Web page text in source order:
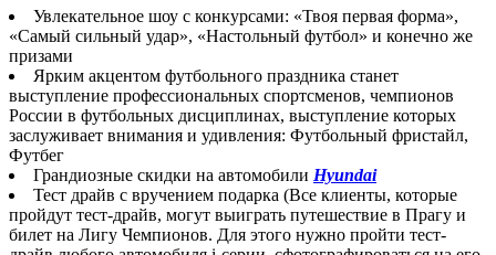
Увлекательное шоу с конкурсами: «Твоя первая форма»,
«Самый сильный удар», «Настольный футбол» и конечно же
призами
Ярким акцентом футбольного праздника станет
выступление профессиональных спортсменов, чемпионов
России в футбольных дисциплинах, выступление которых
заслуживает внимания и удивления: Футбольный фристайл,
Футбег
Грандиозные скидки на автомобили Hyundai
Тест драйв с вручением подарка (Все клиенты, которые
пройдут тест-драйв, могут выиграть путешествие в Прагу и
билет на Лигу Чемпионов. Для этого нужно пройти тест-